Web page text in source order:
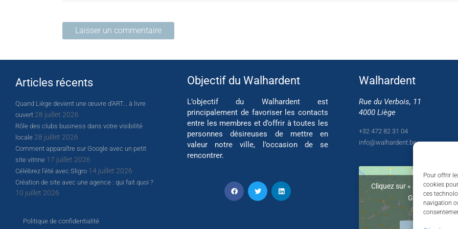
Pour offrir
cookies
ces
navigation
Articles récents
Quand Liège devient une œuvre d’ART… à livre
ouvert 28 juillet 2026
Rôle des clubs business dans votre visibilité
locale 28 juillet 2026
Comment apparaître sur Google avec un petit
site vitrine 17 juillet 2026
Célébrez l’été avec Sligro 14 juillet 2026
Création de site avec une agence : qui fait quoi ?
10 juillet 2026
Politique de confidentialité
Objectif du Walhardent
L’objectif du Walhardent est
principalement de favoriser les contacts
entre les membres et d’offrir à toutes les
personnes désireuses de mettre en
valeur notre ville, l’occasion de se
rencontrer.
Walhardent
Rue du Verbois, 11
4000 Liège
+32 472 82 31 04
info@walhardent.be
Cliquez sur « J’accepte »
Google maps
Cookie Policy